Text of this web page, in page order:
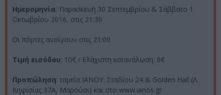
Ημερομηνία: Παρασκευή 30 Σεπτεμβρίου & Σάββατο 1
Οκτωβρίου 2016, στις 21:30
Οι πόρτες ανοίγουν στις 21:00
Τιμή εισόδου: 10€ / Ελάχιστη κατανάλωση: 6€
Προπώληση: ταμεία ΙΑΝΟΥ: Σταδίου 24 & Golden Hall (Λ.
Κηφισίας 37Α, Μαρούσι) και στο www.ianos.gr